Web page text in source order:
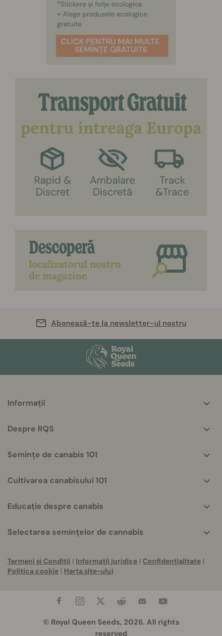
Abonează-te la newsletter-ul nostru
helpful
Informații
Despre RQS
Semințe de canabis 101
Cultivarea canabisului 101
Educație despre canabis
Selectarea semințelor de cannabis
Termeni și Condiții | Informații juridice | Confidențialitate |
Politica cookie | Harta site-ului
© Royal Queen Seeds, 2026. All rights
reserved